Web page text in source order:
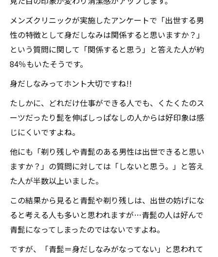
メンズクリニックが実施したアンケートで「出世する男
性の特徴として身だしなみは関係すると思いますか？」
という質問に関して「関係すると思う」と答えた人が約
84％もいたそうです。
身だしなみってホント大切ですね!!
たしかに、どれだけ仕事ができる人でも、くたくたのス
ーツだったり髭を伸ばしっぱなしの人からは好印象は感
じにくいですよね。
他にも「剃り残しや青髭のある男性は出世できると思い
ますか？」の質問に対しては「しないと思う。」と答え
た人が半数以上いました。
この結果から見ると青髭や剃り残しは、出世の妨げにな
ると考える人も多いと思われますが…青髭の人は好んで
青髭になってしまったのではないですよね。
ですが、「青髭＝身だしなみがなってない」と思われて